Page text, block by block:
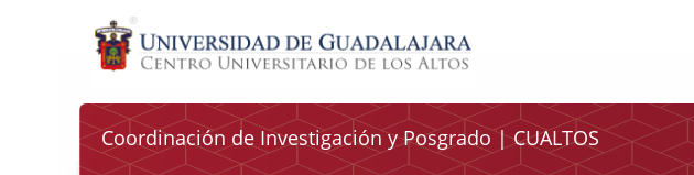
Coordinación de Investigación y Posgrado | CUALTOS